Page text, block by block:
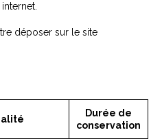
déposer sur le site
Durée de
conservation